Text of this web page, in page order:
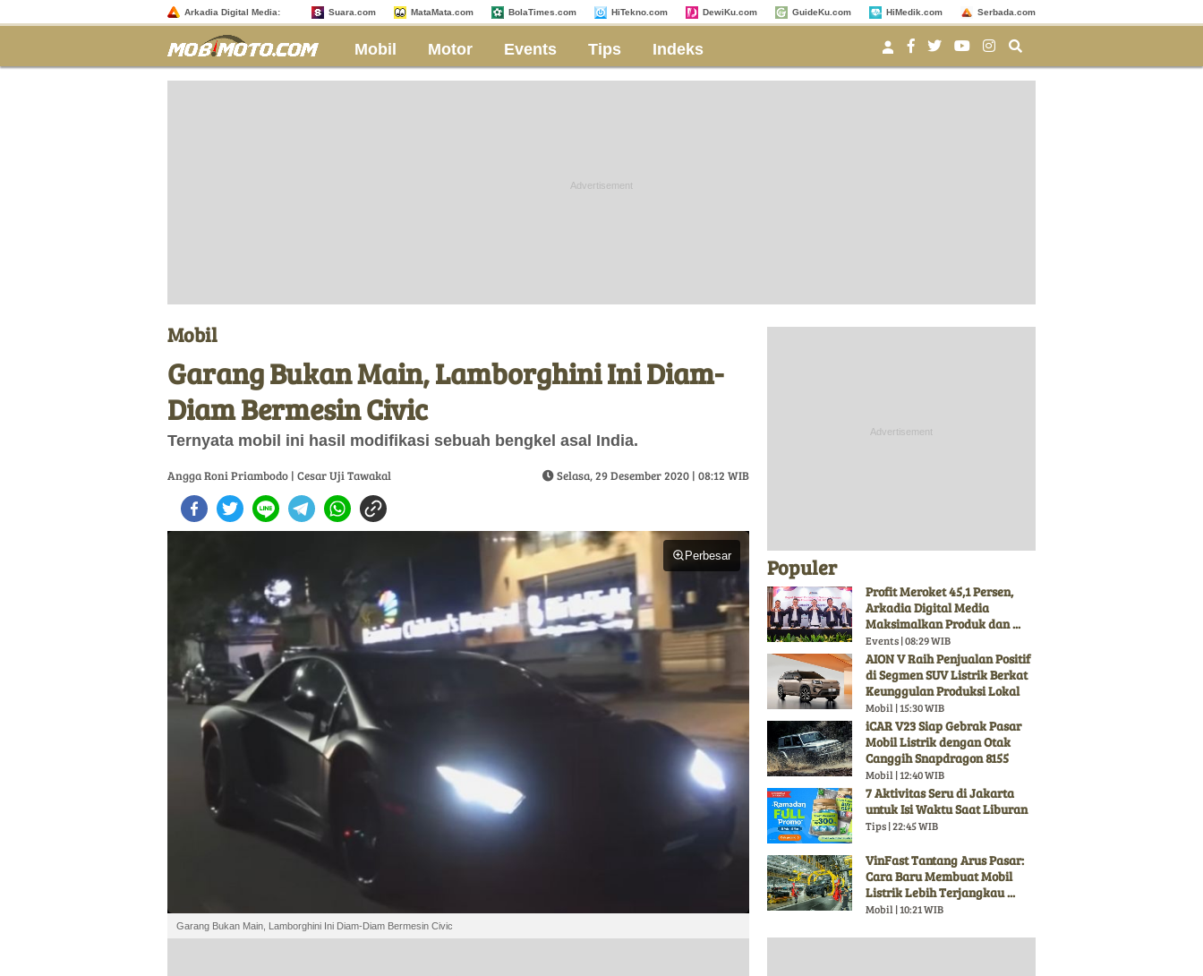
Arkadia Digital Media: Suara.com MataMata.com BolaTimes.com HiTekno.com DewiKu.com GuideKu.com HiMedik.com Serbada.com
Mobil Motor Events Tips Indeks
Mobil
Garang Bukan Main, Lamborghini Ini Diam-
Diam Bermesin Civic
Ternyata mobil ini hasil modifikasi sebuah bengkel asal India.
Angga Roni Priambodo | Cesar Uji Tawakal Selasa, 29 Desember 2020 | 08:12 WIB
Perbesar
Garang Bukan Main, Lamborghini Ini Diam-Diam Bermesin Civic
Populer
Profit Meroket 45,1 Persen,
Arkadia Digital Media
Maksimalkan Produk dan ...
Events | 08:29 WIB
AION V Raih Penjualan Positif
di Segmen SUV Listrik Berkat
Keunggulan Produksi Lokal
Mobil | 15:30 WIB
iCAR V23 Siap Gebrak Pasar
Mobil Listrik dengan Otak
Canggih Snapdragon 8155
Mobil | 12:40 WIB
7 Aktivitas Seru di Jakarta
untuk Isi Waktu Saat Liburan
Tips | 22:45 WIB
VinFast Tantang Arus Pasar:
Cara Baru Membuat Mobil
Listrik Lebih Terjangkau ...
Mobil | 10:21 WIB